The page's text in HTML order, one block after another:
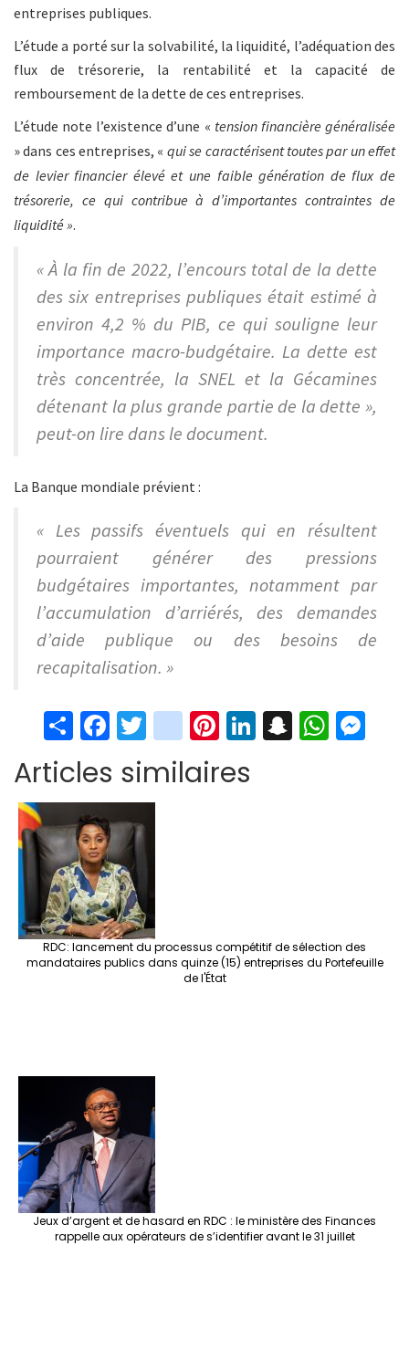
entreprises publiques.
L’étude a porté sur la solvabilité, la liquidité, l’adéquation des
flux de trésorerie, la rentabilité et la capacité de
remboursement de la dette de ces entreprises.
L’étude note l’existence d’une « tension financière généralisée
» dans ces entreprises, « qui se caractérisent toutes par un effet
de levier financier élevé et une faible génération de flux de
trésorerie, ce qui contribue à d’importantes contraintes de
liquidité ».
« À la fin de 2022, l’encours total de la dette
des six entreprises publiques était estimé à
environ 4,2 % du PIB, ce qui souligne leur
importance macro-budgétaire. La dette est
très concentrée, la SNEL et la Gécamines
détenant la plus grande partie de la dette »,
peut-on lire dans le document.
La Banque mondiale prévient :
« Les passifs éventuels qui en résultent
pourraient générer des pressions
budgétaires importantes, notamment par
l’accumulation d’arriérés, des demandes
d’aide publique ou des besoins de
recapitalisation. »
S
h
ar
e
Fa
ce
b
o
o
k
T
wi
tt
er
in
st
ag
Pi
er
Li S W
Articles similaires
RDC: lancement du processus compétitif de sélection des
mandataires publics dans quinze (15) entreprises du Portefeuille
de l'État
Jeux d’argent et de hasard en RDC : le ministère des Finances
rappelle aux opérateurs de s’identifier avant le 31 juillet